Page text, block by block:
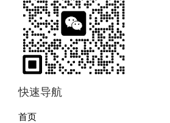
快速导航
首页